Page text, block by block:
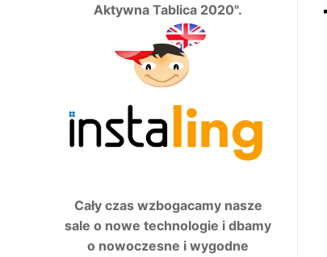
Aktywna Tablica 2020".
Cały czas wzbogacamy nasze
sale o nowe technologie i dbamy
o nowoczesne i wygodne